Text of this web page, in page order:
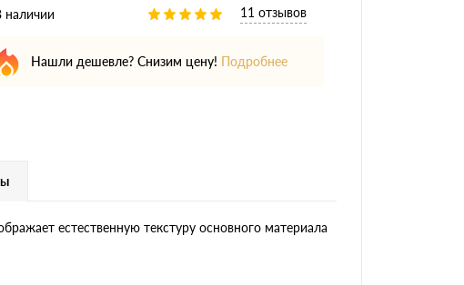
наличии
11 отзывов
Нашли дешевле? Снизим цену! Подробнее
естественную текстуру основного материала